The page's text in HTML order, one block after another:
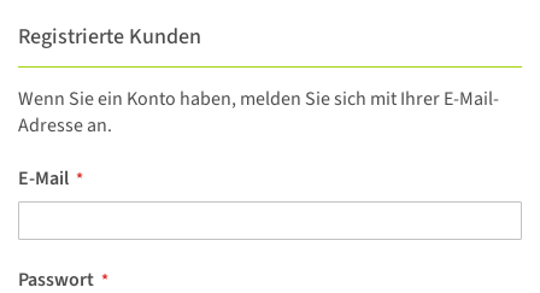
Registrierte Kunden
Wenn Sie ein Konto haben, melden Sie sich mit Ihrer E-Mail-
Adresse an.
E-Mail
Passwort